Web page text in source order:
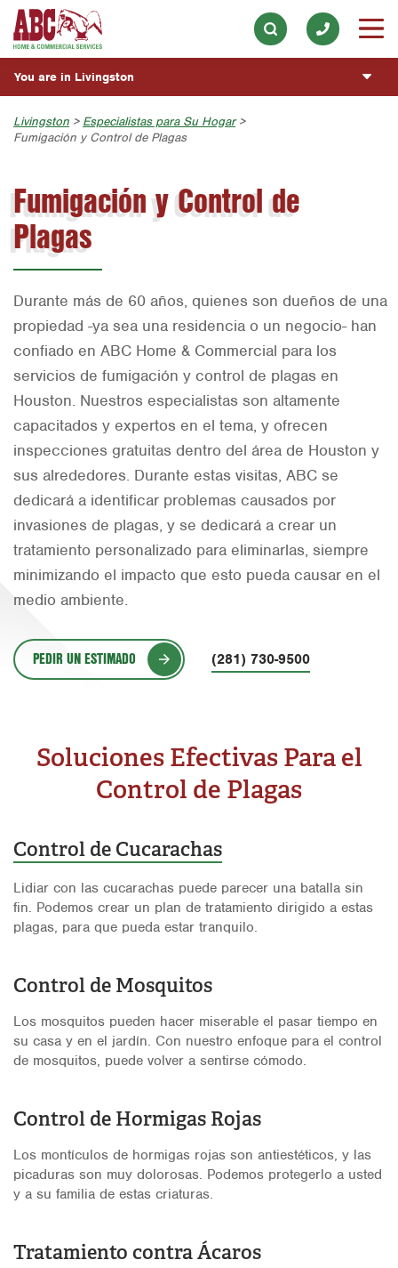
Skip to main content
Skip to search
Commercial Services
Join Our Team
Lawn Care
Our History & Mission
Meet the Team
Press & Media
ESPAÑOL
Overview
Fumigación y Control de Plagas
Exterminador de Cucarachas
BLOG
You are in Livingston
Austin
Bell County
Corpus Christi
Fort Worth
Houston
Orlando
Rio Grande Valley
Tyler
Waco
Livingston > Especialistas para Su Hogar>
Fumigación y Control de Plagas
Fumigación y Control de
Plagas
Durante más de 60 años, quienes son dueños de una
propiedad -ya sea una residencia o un negocio- han
confiado en ABC Home & Commercial para los
servicios de fumigación y control de plagas en
Houston. Nuestros especialistas son altamente
capacitados y expertos en el tema, y ofrecen
inspecciones gratuitas dentro del área de Houston y
sus alrededores. Durante estas visitas, ABC se
dedicará a identificar problemas causados por
invasiones de plagas, y se dedicará a crear un
tratamiento personalizado para eliminarlas, siempre
minimizando el impacto que esto pueda causar en el
medio ambiente.
PEDIR UN ESTIMADO (281) 730-9500
Soluciones Efectivas Para el
Control de Plagas
Control de Cucarachas
Lidiar con las cucarachas puede parecer una batalla sin
fin. Podemos crear un plan de tratamiento dirigido a estas
plagas, para que pueda estar tranquilo.
Control de Mosquitos
Los mosquitos pueden hacer miserable el pasar tiempo en
su casa y en el jardín. Con nuestro enfoque para el control
de mosquitos, puede volver a sentirse cómodo.
Control de Hormigas Rojas
Los montículos de hormigas rojas son antiestéticos, y las
picaduras son muy dolorosas. Podemos protegerlo a usted
y a su familia de estas criaturas.
Tratamiento contra Ácaros